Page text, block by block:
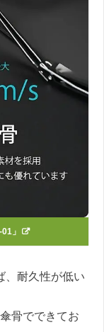
」
、耐久性が低い
骨でできてお